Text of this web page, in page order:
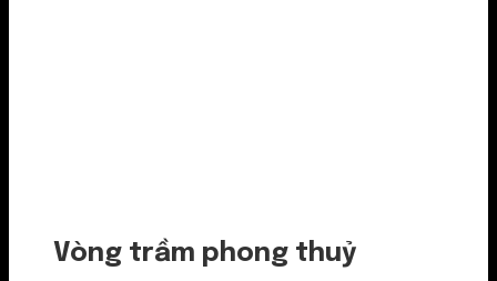
Vòng trầm phong thuỷ